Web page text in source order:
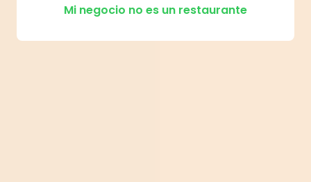
Mi negocio no es un restaurante